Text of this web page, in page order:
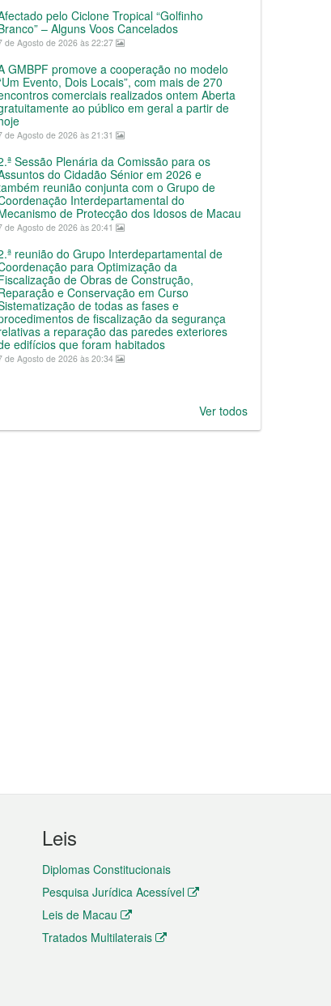
pelo Ciclone Tropical “Golfinho
– Alguns Voos Cancelados
de Agosto de 2026 às 22:27
GMBPF promove a cooperação no modelo
Evento, Dois Locais”, com mais de 270
comerciais realizados ontem Aberta
ao público em geral a partir de
de Agosto de 2026 às 21:31
Sessão Plenária da Comissão para os
do Cidadão Sénior em 2026 e
reunião conjunta com o Grupo de
Interdepartamental do
de Protecção dos Idosos de Macau
de Agosto de 2026 às 20:41
reunião do Grupo Interdepartamental de
para Optimização da
de Obras de Construção,
e Conservação em Curso
de todas as fases e
de fiscalização da segurança
a reparação das paredes exteriores
edifícios que foram habitados
de Agosto de 2026 às 20:34
Ver todos
Leis
Diplomas Constitucionais
Pesquisa Jurídica Acessível
Leis de Macau
Tratados Multilaterais